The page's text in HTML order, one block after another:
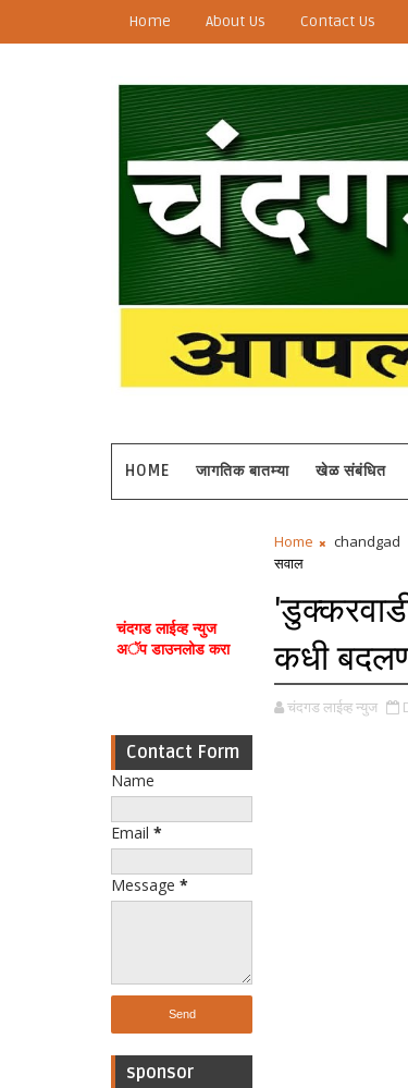
Home About Us Contact Us
HOME जागतिक बातम्या खेळ संबंधित
चंदगड लाईव्ह न्युज
अॅप डाउनलोड करा
Contact Form
Name
Email *
Message *
sponsor
Home chandgad
सवाल
कधी
चंदगड लाईव्ह न्युज